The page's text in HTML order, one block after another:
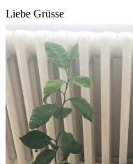
Liebe Grüsse